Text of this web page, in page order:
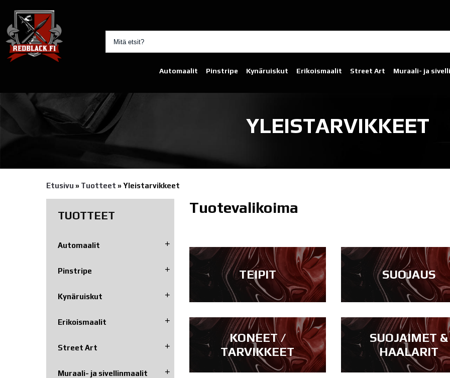
Automaalit Pinstripe Kynäruiskut Erikoismaalit Street Art Muraali- ja
YLEISTARVIKKEET
Etusivu » Tuotteet » Yleistarvikkeet
TUOTTEET
Automaalit
Pinstripe
Kynäruiskut
Erikoismaalit
Street Art
Muraali- ja sivellinmaalit
Tuotevalikoima
TEIPIT SUOJAUS
KONEET /
TARVIKKEET
SUOJAIMET &
HAALARIT